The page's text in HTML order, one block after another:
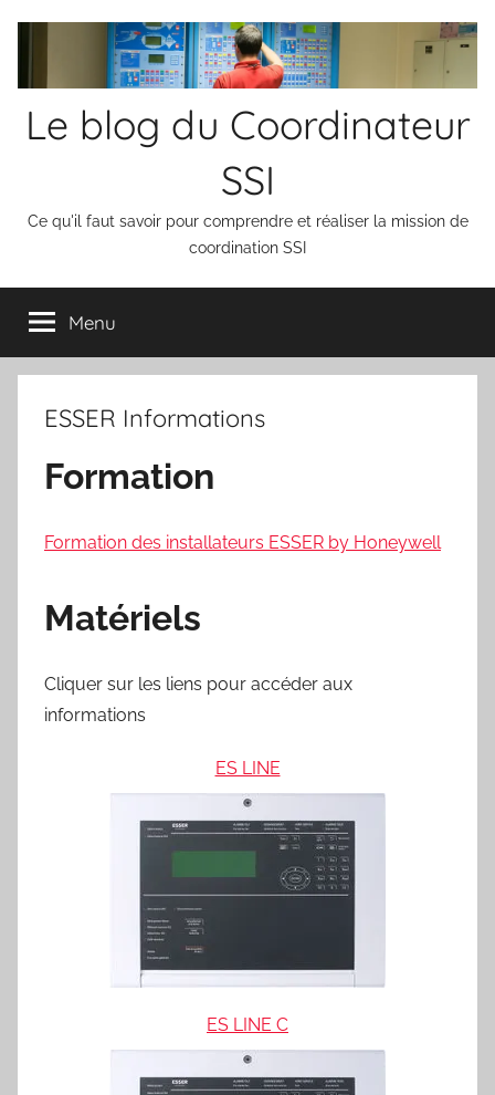
Le blog du Coordinateur
SSI
Ce qu'il faut savoir pour comprendre et réaliser la mission de
coordination SSI
Menu
ESSER Informations
Formation
Formation des installateurs ESSER by Honeywell
Matériels
Cliquer sur les liens pour accéder aux
informations
ES LINE
ES LINE C